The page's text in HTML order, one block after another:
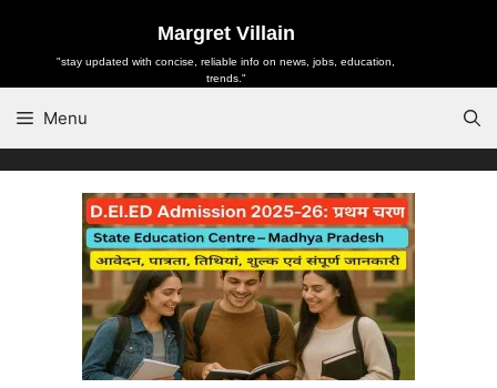
content
Margret Villain
"stay updated with concise, reliable info on news, jobs, education,
trends."
Menu